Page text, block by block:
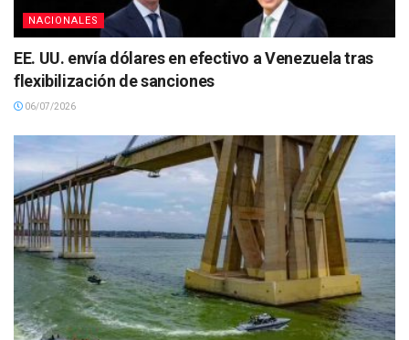
NACIONALES
EE. UU. envía dólares en efectivo a Venezuela tras
flexibilización de sanciones
06/07/2026